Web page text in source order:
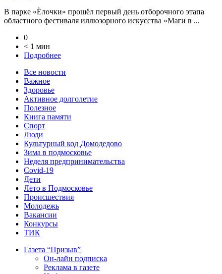
В парке «Ёлочки» прошёл первый день отборочного этапа
областного фестиваля иллюзорного искусства «Маги в ...
0
< 1 мин
Подробнее
Все новости
Важное
Здоровье
Активное долголетие
Полезное
Книга памяти
Спорт
Люди
Культурный код Домодедово
Зима в подмосковье
Неделя предпринимательства
Covid-19
Дети
Лето в Подмосковье
Происшествия
Молодежь
Вакансии
Конкурсы
ТИК
Газета “Призыв”
Он-лайн подписка
Реклама в газете